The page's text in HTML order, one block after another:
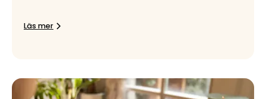
Läs mer